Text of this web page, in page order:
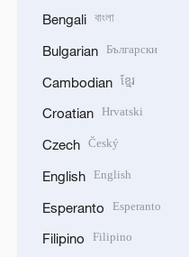
Bengali বাংলা
Bulgarian Български
Cambodian ខ្មែរ
Croatian Hrvatski
Czech Český
English English
Esperanto Esperanto
Filipino Filipino